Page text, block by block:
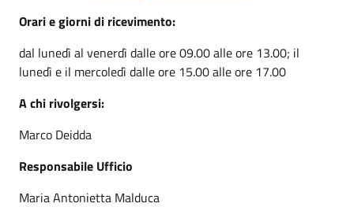
Orari e giorni di ricevimento:
dal lunedì al venerdì dalle ore 09.00 alle ore 13.00; il
lunedì e il mercoledì dalle ore 15.00 alle ore 17.00
A chi rivolgersi:
Marco Deidda
Responsabile Ufficio
Maria Antonietta Malduca